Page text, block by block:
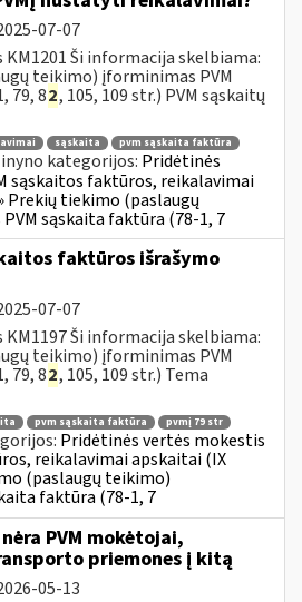
07-07
Ši informacija skelbiama:
teikimo) įforminimas PVM
79, 82, 105, 109 str.) PVM sąskaitų
sąskaita
pvm sąskaita faktūra
kategorijos: Pridėtinės
sąskaitos faktūros, reikalavimai
Prekių tiekimo (paslaugų
sąskaita faktūra (78-1, 7
faktūros išrašymo
07-07
Ši informacija skelbiama:
teikimo) įforminimas PVM
79, 82, 105, 109 str.) Tema
pvm sąskaita faktūra pvmį 79 str
Pridėtinės vertės mokestis
reikalavimai apskaitai (IX
(paslaugų teikimo)
faktūra (78-1, 7
PVM mokėtojai,
priemones į kitą
05-13